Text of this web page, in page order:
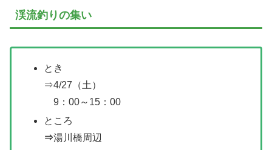
渓流釣りの集い
とき
⇒4/27（土）
9：00～15：00
ところ
⇒湯川橋周辺